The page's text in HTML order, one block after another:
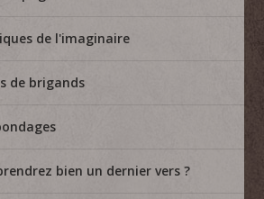
de l'imaginaire
de brigands
bien un dernier vers ?